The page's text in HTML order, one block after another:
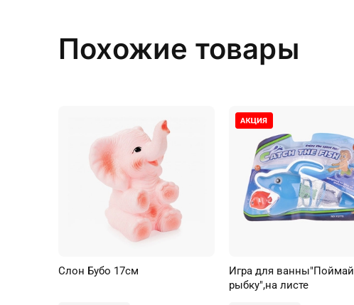
Похожие товары
Слон Бубо 17см
Игра для ванны"Поймай
рыбку",на листе